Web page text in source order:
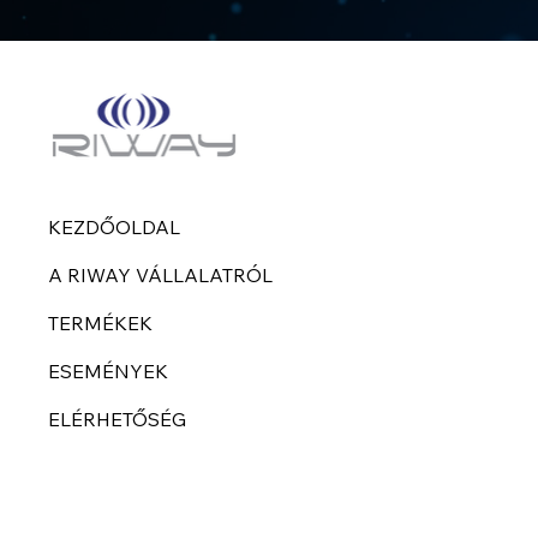
KEZDŐOLDAL
A RIWAY VÁLLALATRÓL
TERMÉKEK
ESEMÉNYEK
ELÉRHETŐSÉG